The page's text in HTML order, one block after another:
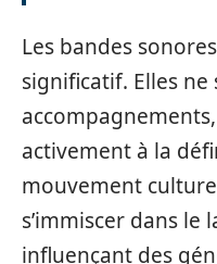
Les bandes
significatif. Elles
activement à la
mouvement
s’immiscer dans le
influençant des